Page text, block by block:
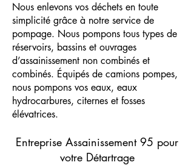
Nous enlevons vos déchets en toute
simplicité grâce à notre service de
pompage. Nous pompons tous types de
réservoirs, bassins et ouvrages
d’assainissement non combinés et
combinés. Équipés de camions pompes,
nous pompons vos eaux, eaux
hydrocarbures, citernes et fosses
élévatrices.
Entreprise Assainissement 95 pour
votre Détartrage